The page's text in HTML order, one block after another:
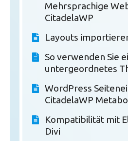
Mehrsprachige
CitadelaWP
Layouts
So verwenden Sie
untergeordnetes
WordPress
CitadelaWP
Kompatibilität mit
Divi